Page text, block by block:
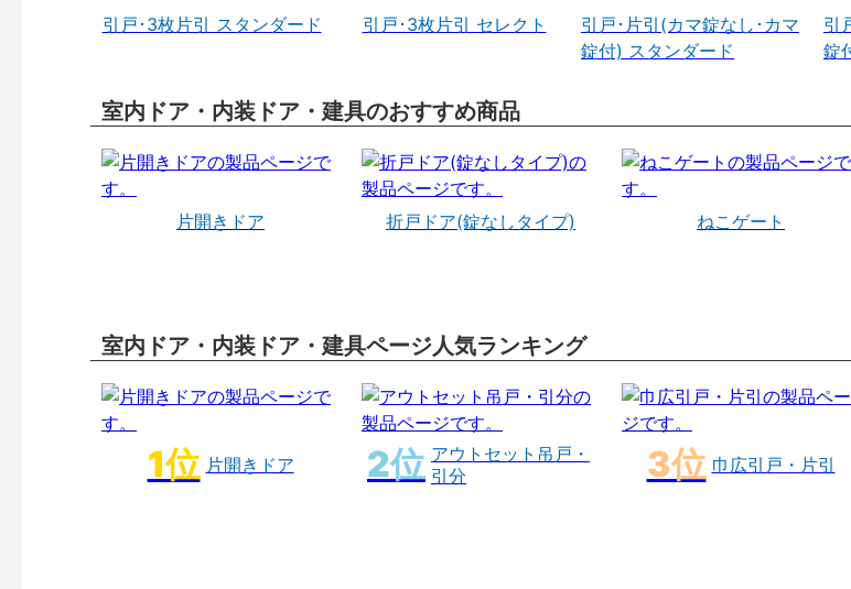
引戸･3枚片引 スタンダード 引戸･3枚片引 セレクト
引戸･片引(カマ錠なし･カマ
錠付) スタンダード
引
錠
室内ドア・内装ドア・建具のおすすめ商品
片開きドア 折戸ドア(錠なしタイプ)
ねこゲート
室内ドア・内装ドア・建具ページ人気ランキング
片開きドア
アウトセット吊戸・
引分
巾広引戸・片引